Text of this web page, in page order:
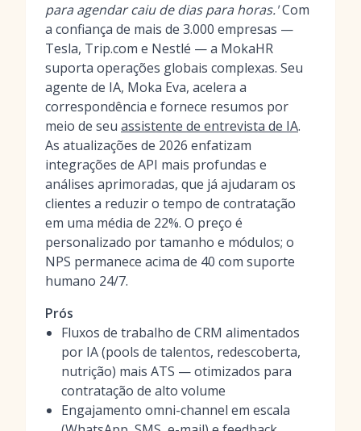
para agendar caiu de dias para horas.'Com
a confiança de mais de 3.000 empresas —
Tesla, Trip.com e Nestlé — a MokaHR
suporta operações globais complexas. Seu
agente de IA, Moka Eva, acelera a
correspondência e fornece resumos por
meio de seu assistente de entrevista de IA.
As atualizações de 2026 enfatizam
integrações de API mais profundas e
análises aprimoradas, que já ajudaram os
clientes a reduzir o tempo de contratação
em uma média de 22%. O preço é
personalizado por tamanho e módulos; o
NPS permanece acima de 40 com suporte
humano 24/7.
Prós
Fluxos de trabalho de CRM alimentados
por IA (pools de talentos, redescoberta,
nutrição) mais ATS — otimizados para
contratação de alto volume
Engajamento omni-channel em escala